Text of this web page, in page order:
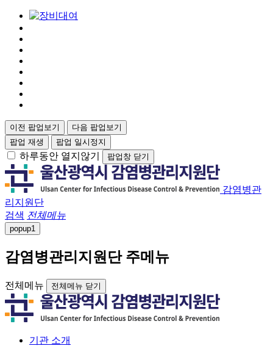
이전 팝업보기
다음 팝업보기
팝업 재생
팝업 일시정지
하루동안 열지않기 팝업창 닫기
감염병관
리지원단
검색 전체메뉴
popup1
감염병관리지원단 주메뉴
전체메뉴 전체메뉴 닫기
기관 소개